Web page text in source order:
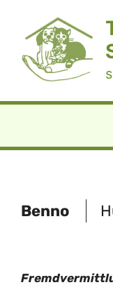
springen
Benno